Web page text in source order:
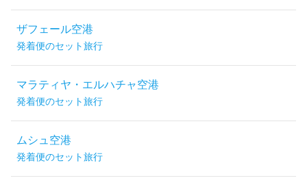
ザフェール空港
発着便のセット旅行
マラティヤ・エルハチャ空港
発着便のセット旅行
ムシュ空港
発着便のセット旅行